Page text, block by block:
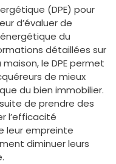
(DPE) pour
d’évaluer de
du
détaillées sur
le DPE permet
de mieux
du bien immobilier.
de prendre des
l’efficacité
leur empreinte
diminuer leurs